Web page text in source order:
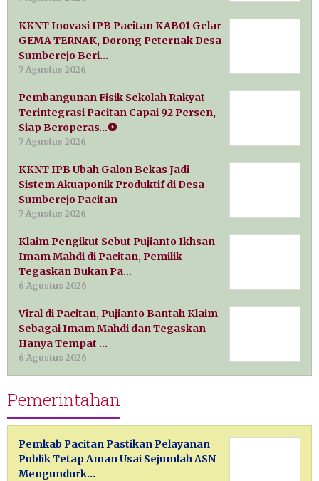
KKNT Inovasi IPB Pacitan KAB01 Gelar
GEMA TERNAK, Dorong Peternak Desa
Sumberejo Beri…
7 Agustus 2026
Pembangunan Fisik Sekolah Rakyat
Terintegrasi Pacitan Capai 92 Persen,
Siap Beroperas…
7 Agustus 2026
KKNT IPB Ubah Galon Bekas Jadi
Sistem Akuaponik Produktif di Desa
Sumberejo Pacitan
7 Agustus 2026
Klaim Pengikut Sebut Pujianto Ikhsan
Imam Mahdi di Pacitan, Pemilik
Tegaskan Bukan Pa…
6 Agustus 2026
Viral di Pacitan, Pujianto Bantah Klaim
Sebagai Imam Mahdi dan Tegaskan
Hanya Tempat …
6 Agustus 2026
Pemerintahan
Pemkab Pacitan Pastikan Pelayanan
Publik Tetap Aman Usai Sejumlah ASN
Mengundurk…